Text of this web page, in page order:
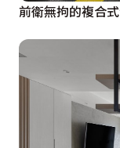
前衛無拘的複合